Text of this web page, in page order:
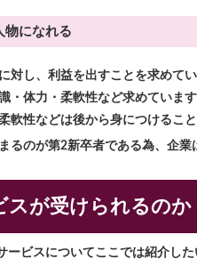
物になれる
対し、利益を出すことを求めて
・体力・柔軟性など求めていま
軟性などは後から身につけるこ
るのが第2新卒者である為、企業
スが受けられるのか
ービスについてここでは紹介した